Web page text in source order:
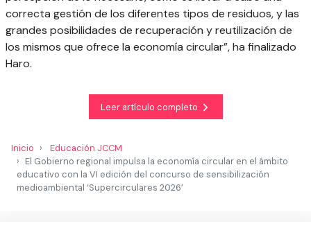
correcta gestión de los diferentes tipos de residuos, y las
grandes posibilidades de recuperación y reutilización de
los mismos que ofrece la economía circular”, ha finalizado
Haro.
Leer artículo completo
Inicio
Educación JCCM
El Gobierno regional impulsa la economía circular en el ámbito
educativo con la VI edición del concurso de sensibilización
medioambiental ‘Supercirculares 2026’